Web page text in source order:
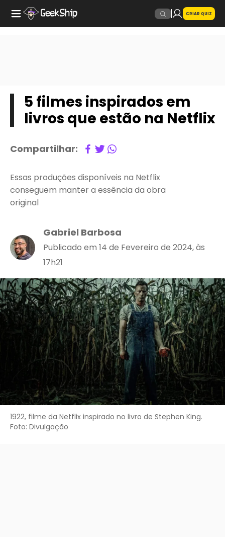
CRIAR QUIZ
5 filmes inspirados em
livros que estão na Netflix
Compartilhar:
Essas produções disponíveis na Netflix
conseguem manter a essência da obra
original
Gabriel Barbosa
Publicado em 14 de Fevereiro de 2024, às
17h21
1922, filme da Netflix inspirado no livro de Stephen King.
Foto: Divulgação